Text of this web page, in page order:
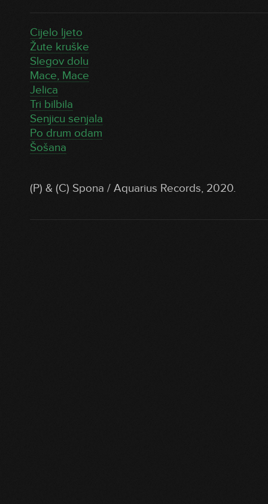
Cijelo ljeto
Žute kruške
Slegov dolu
Mace, Mace
Jelica
Tri bilbila
Senjicu senjala
Po drum odam
Šošana
(P) & (C) Spona / Aquarius Records, 2020.